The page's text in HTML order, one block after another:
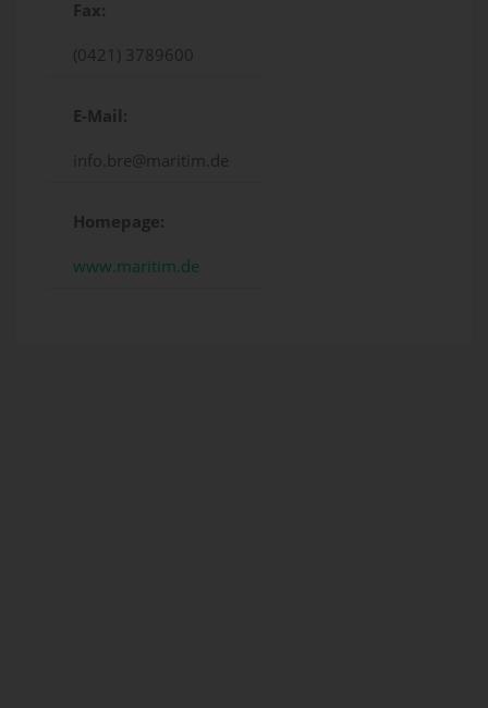
Fax:
(0421) 3789600
E-Mail:
info.bre@maritim.de
Homepage:
www.maritim.de